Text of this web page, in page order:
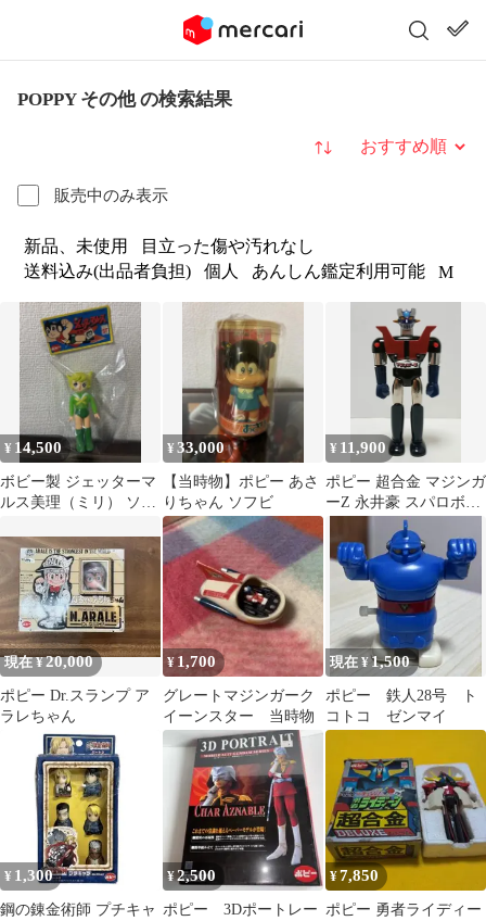
POPPY その他 の検索結果
販売中のみ表示
並び替え
新品、未使用
目立った傷や汚れなし
送料込み(出品者負担)
個人 あんしん鑑定利用可能 M
¥ 14,500
ボビー製 ジェッターマ
ルス美理（ミリ） ソフ
¥33,000
【当時物】ポピー あさ
りちゃん ソフビ
¥ 11,900
ポピー 超合金 マジンガ
ーZ 永井豪 スパロボ復
刻 フィギュア ポピニカ
現在 ¥20,000
ポピー Dr.スランプ ア
ラレちゃん
¥ 1,700
グレートマジンガーク
イーンスター 当時物
現在 ¥1,500
ポピー 鉄人28号 ト
コトコ ゼンマイ
¥ 1,300
鋼の錬金術師 プチキャ
¥2,500
ポピー 3Dポートレー
¥7,850
ポピー 勇者ライディー